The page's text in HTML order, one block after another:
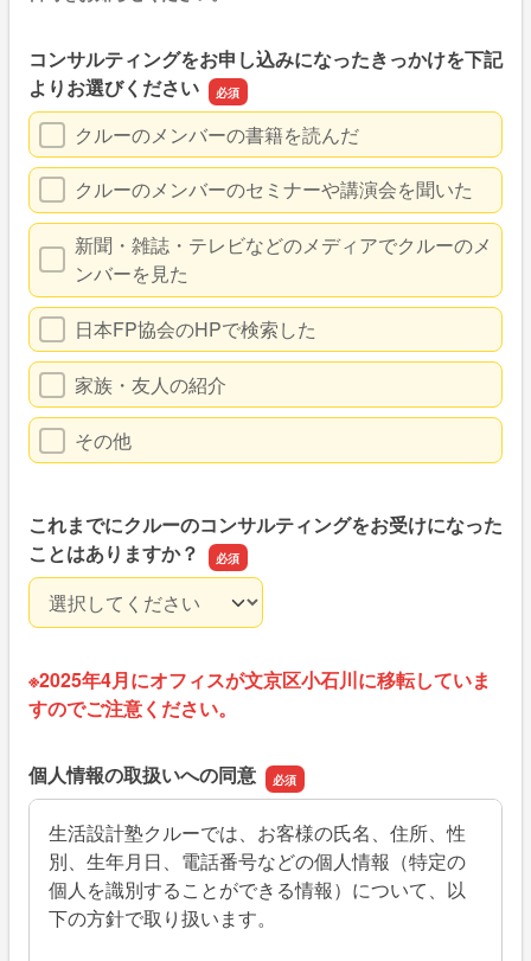
コンサルティングをお申し込みになったきっかけを下記
よりお選びください
クルーのメンバーの書籍を読んだ
クルーのメンバーのセミナーや講演会を聞いた
新聞・雑誌・テレビなどのメディアでクルーのメ
ンバーを見た
日本FP協会のHPで検索した
家族・友人の紹介
その他
これまでにクルーのコンサルティングをお受けになった
ことはありますか？
これまでにクルーのコンサルティングをお受けになったこ
※2025年4月にオフィスが文京区小石川に移転していま
すのでご注意ください。
個人情報の取扱いへの同意
生活設計塾クルーでは、お客様の氏名、住所、性
別、生年月日、電話番号などの個人情報（特定の
個人を識別することができる情報）について、以
下の方針で取り扱います。